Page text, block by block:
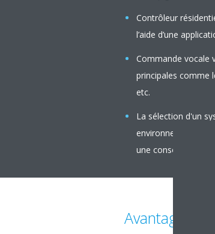
Contrôleur
l’aide d’une
Commande vocale
principales comme
etc.
La sélection d'un
environnemental
une consommation
Avantages